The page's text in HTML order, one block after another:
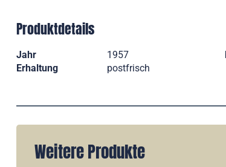
Produktdetails
Jahr 1957
Erhaltung
postfrisch
Weitere Produkte